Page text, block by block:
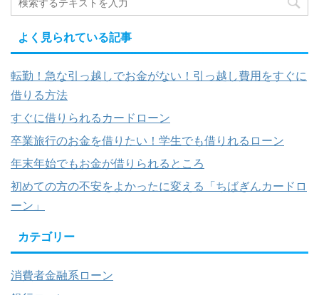
よく見られている記事
転勤！急な引っ越しでお金がない！引っ越し費用をすぐに
借りる方法
すぐに借りられるカードローン
卒業旅行のお金を借りたい！学生でも借りれるローン
年末年始でもお金が借りられるところ
初めての方の不安をよかったに変える「ちばぎんカードロ
ーン」
カテゴリー
消費者金融系ローン